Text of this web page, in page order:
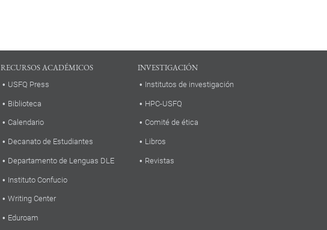
RECURSOS ACADÉMICOS
USFQ Press
Biblioteca
Calendario
Decanato de Estudiantes
Departamento de Lenguas DLE
Instituto Confucio
Writing Center
Eduroam
INVESTIGACIÓN
Institutos de investigación
HPC-USFQ
Comité de ética
Libros
Revistas